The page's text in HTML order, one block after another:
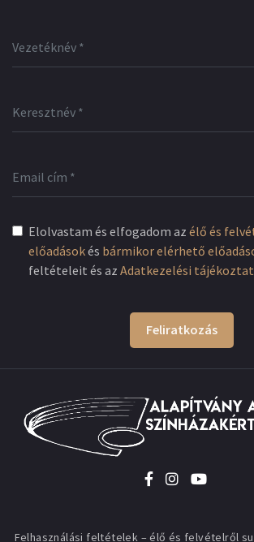
Elolvastam és elfogadom az élő és
előadásokés bármikor elérhető
feltételeit és az Adatkezelési
Feliratkozás
Felhasználási feltételek – élő és felvételről